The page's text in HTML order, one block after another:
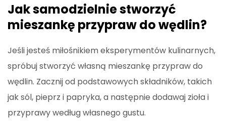
Jak samodzielnie stworzyć
mieszankę przypraw do wędlin?
Jeśli jesteś miłośnikiem eksperymentów kulinarnych,
spróbuj stworzyć własną mieszankę przypraw do
wędlin. Zacznij od podstawowych składników, takich
jak sól, pieprz i papryka, a następnie dodawaj zioła i
przyprawy według własnego gustu.